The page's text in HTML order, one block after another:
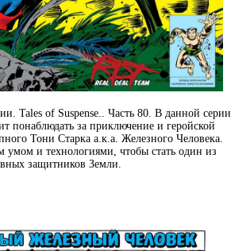
Tales of Suspense.. Часть 80. В данной серии
понаблюдать за приключение и геройской
Тони Старка а.к.а. Железного Человека.
умом и технологиями, чтобы стать один из
защитников Земли.